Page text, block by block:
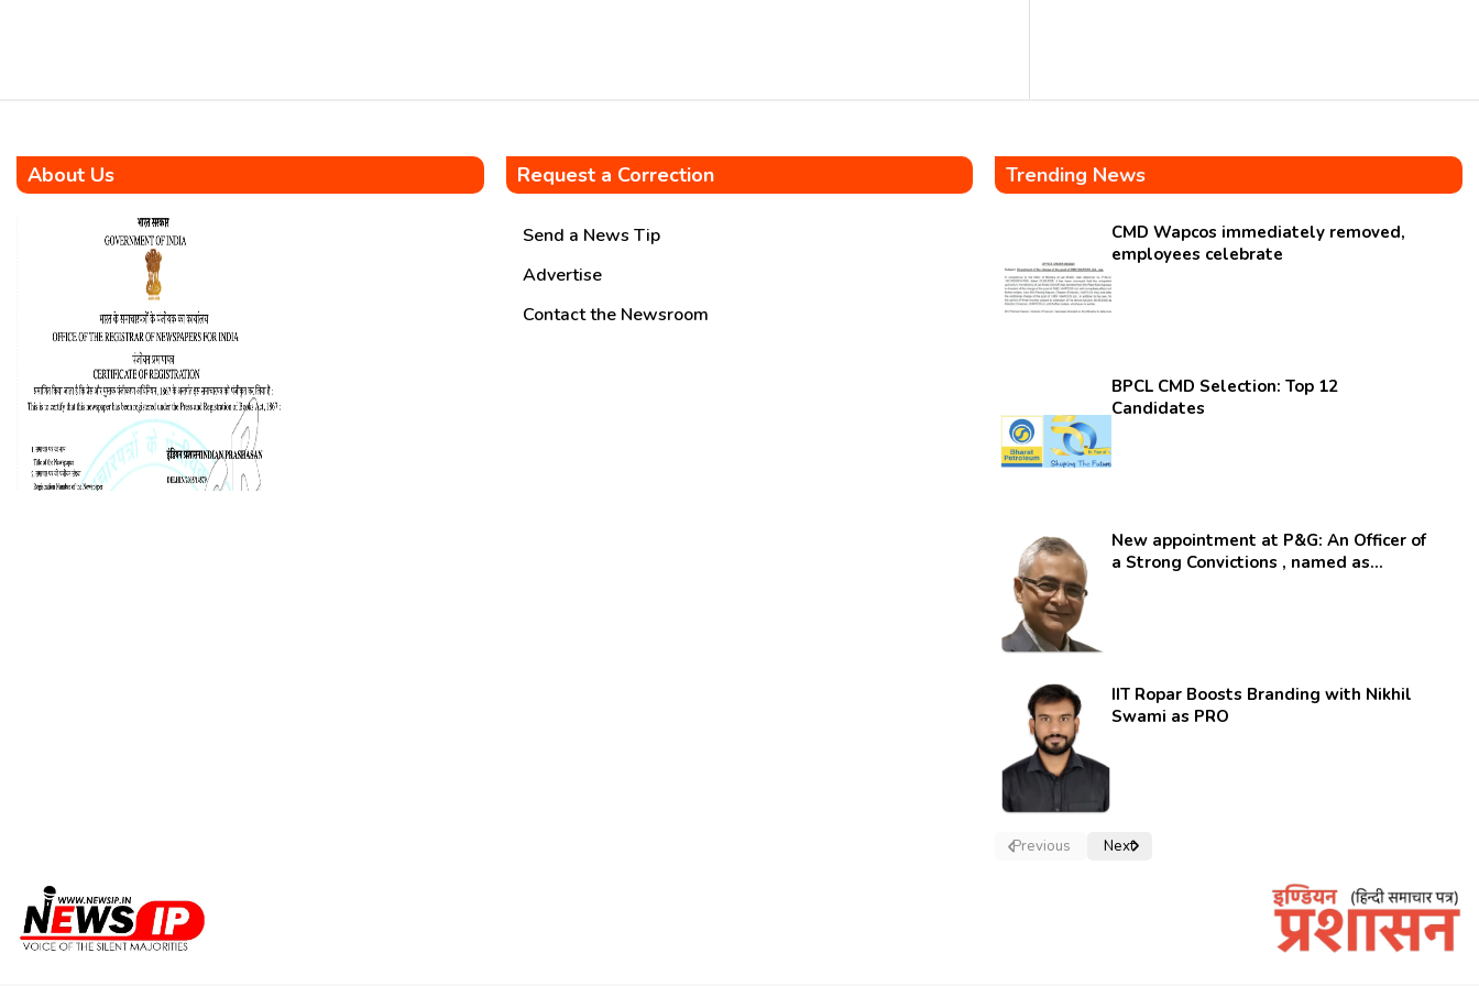
About Us Request a Correction
Send a News Tip
Advertise
Contact the Newsroom
Trending News
CMD Wapcos immediately removed,
employees celebrate
BPCL CMD Selection: Top 12
Candidates
New appointment at P&G: An Officer of
a Strong Convictions , named as
IIT Ropar Boosts Branding with Nikhil
Swami as PRO
Previous Next